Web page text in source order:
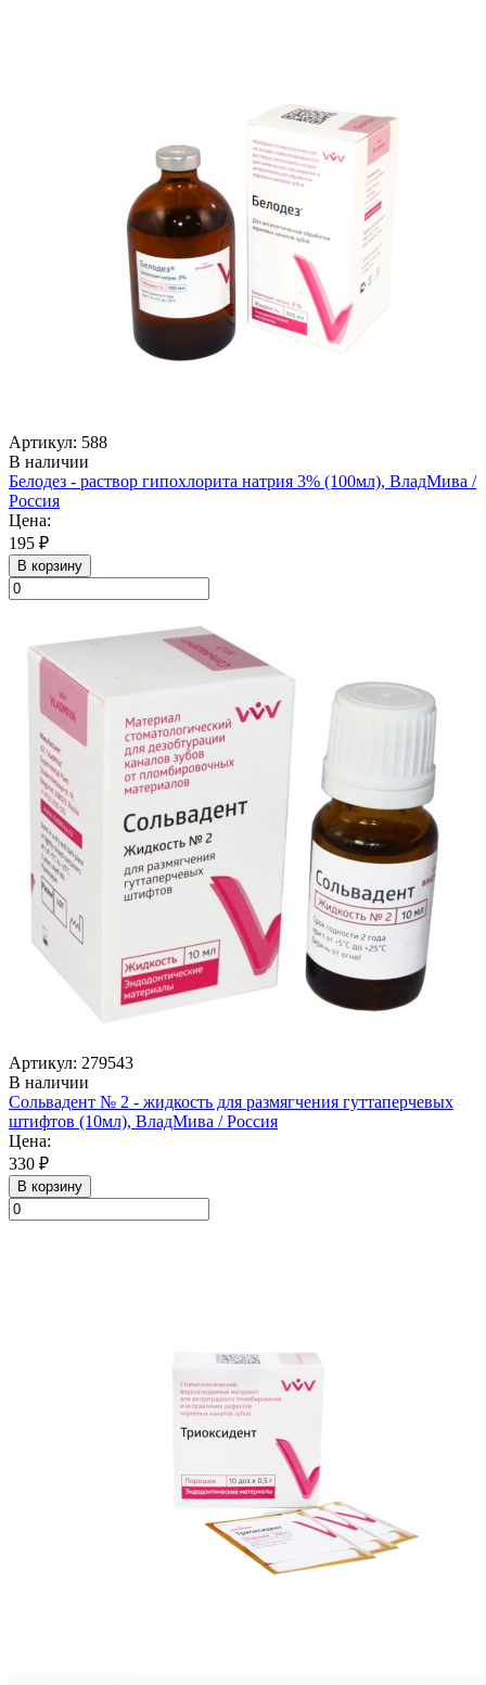
Артикул: 588
В наличии
Белодез - раствор гипохлорита натрия 3% (100мл), ВладМива /
Россия
Цена:
195 ₽
В корзину
Артикул: 279543
В наличии
Сольвадент № 2 - жидкость для размягчения гуттаперчевых
штифтов (10мл), ВладМива / Россия
Цена:
330 ₽
В корзину